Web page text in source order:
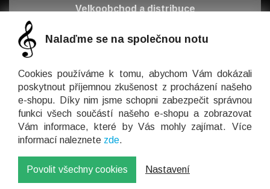
Velkoobchod a distribuce
Kontaktujte nás
+420 566 521 371
info@musicdata.cz
© 2026 MusicData s.r.o. Všechna práva vyhrazena.
Nalaďme se na společnou notu
Cookies používáme k tomu, abychom Vám dokázali
poskytnout příjemnou zkušenost z procházení našeho
e-shopu. Díky nim jsme schopni zabezpečit správnou
funkci všech součástí našeho e-shopu a zobrazovat
Vám informace, které by Vás mohly zajímat. Více
informací naleznete zde.
Povolit všechny cookies Nastavení